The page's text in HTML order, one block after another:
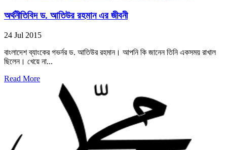
অর্থনীতিবিদ ড. আতিউর রহমান এর জীবনী
24 Jul 2015
বাংলাদেশ ব্যাংকের গভর্নর ড. আতিউর রহমান। আপনি কি জানেন তিনি একসময় রাখাল
ছিলেন। খেয়ে না...
Read More